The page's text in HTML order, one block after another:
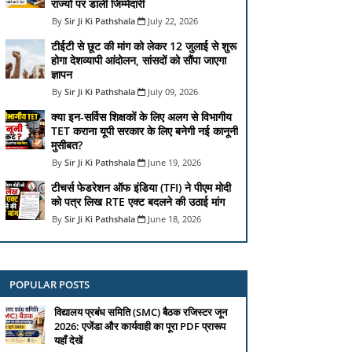
राज्यों पर डाली जिम्मेदारी
Sir Ji Ki Pathshala July 22, 2026
टीईटी से छूट की मांग को लेकर 12 जुलाई से शुरू
होगा देशव्यापी आंदोलन, सांसदों को सौंपा जाएगा
ज्ञापन
Sir Ji Ki Pathshala July 09, 2026
क्या इन-सर्विस शिक्षकों के लिए अलग से विभागीय
TET कराना यूपी सरकार के लिए बनेगी नई कानूनी
मुसीबत?
Sir Ji Ki Pathshala June 19, 2026
टीचर्स फेडरेशन ऑफ इंडिया (TFI) ने पीएम मोदी
को पत्र लिख RTE एक्ट बदलने की उठाई मांग
Sir Ji Ki Pathshala June 18, 2026
POPULAR POSTS
विद्यालय प्रबंध समिति (SMC) बैठक रजिस्टर जून
2026: एजेंडा और कार्यवाही का पूरा PDF प्रारूप
यहाँ देखें